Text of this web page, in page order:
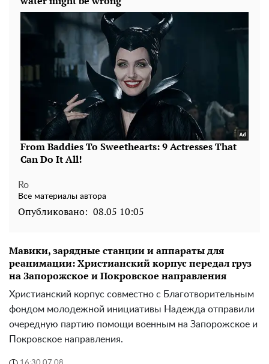
Ro
Все материалы автора
Опубликовано: 08.05 10:05
Мавики, зарядные станции и аппараты для
реанимации: Христианский корпус передал груз
на Запорожское и Покровское направления
Христианский корпус совместно с Благотворительным
фондом молодежной инициативы Надежда отправили
очередную партию помощи военным на Запорожское и
Покровское направления.